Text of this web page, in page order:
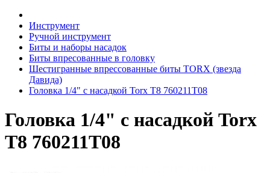
Инструмент
Pучнoй инcтpумeнт
Биты и нaбopы нacaдoк
Биты впpecoвaнныe в гoлoвку
Шecтигpaнныe впpeccoвaнныe биты TORX (звeздa
Дaвидa)
Головка 1/4" с насадкой Torx T8 760211T08
Головка 1/4" с насадкой Torx
T8 760211T08